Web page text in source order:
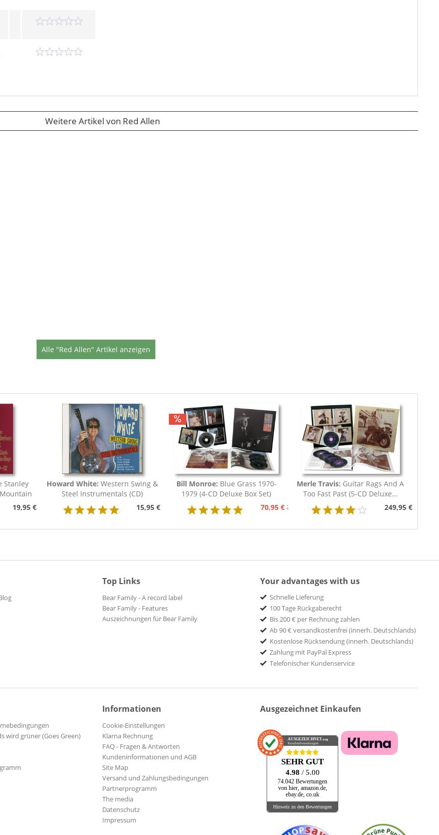
Weitere Artikel von Red Allen
Alle "Red Allen" Artikel anzeigen
Stanley
19,95 €
Howard White: Western Swing &
Steel Instrumentals (CD)
15,95 €
Bill Monroe: Blue Grass 1970-
1979 (4-CD Deluxe Box Set)
70,95 € 79,95 €
Merle Travis: Guitar Rags And A
Too Fast Past (5-CD Deluxe...
249,95 €
Top Links
Bear Family - A record label
Bear Family - Features
Auszeichnungen für Bear Family
Your advantages with us
Schnelle Lieferung
100 Tage Rückgaberecht
Bis 200 € per Rechnung zahlen
Ab 90 € versandkostenfrei (innerh. Deutschlands)
Kostenlose Rücksendung (innerh. Deutschlands)
Zahlung mit PayPal Express
Telefonischer Kundenservice
wird grüner (Goes Green)
Informationen
Cookie-Einstellungen
Klarna Rechnung
FAQ - Fragen & Antworten
Kundeninformationen und AGB
Site Map
Versand und Zahlungsbedingungen
Partnerprogramm
The media
Datenschutz
Impressum
Ausgezeichnet Einkaufen
AUSGEZEICHNET .org
Kundenbewertungen
SEHR GUT
4.98 / 5.00
74.042 Bewertungen
von hier, amazon.de,
ebay.de, co.uk
Hinweis zu den Bewertungen